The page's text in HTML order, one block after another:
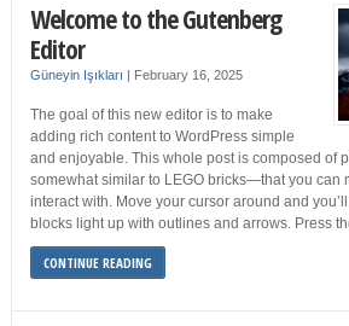
Welcome to the Gutenberg
Editor
Güneyin Işıkları | February 16, 2025
The goal of this new editor is to make
adding rich content to WordPress simple
and enjoyable. This whole post is composed of
somewhat similar to LEGO bricks—that you can
interact with. Move your cursor around and
blocks light up with outlines and arrows. Press
CONTINUE READING